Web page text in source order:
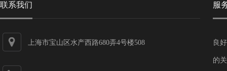
联系我们
上海市宝山区水产西路680弄4号楼508
服
良
的